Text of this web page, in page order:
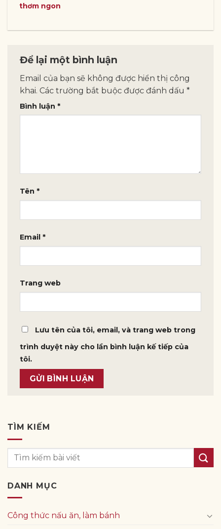
thơm ngon
Để lại một bình luận
Email của bạn sẽ không được hiển thị công
khai. Các trường bắt buộc được đánh dấu *
Bình luận *
Tên *
Email *
Trang web
Lưu tên của tôi, email, và trang web trong
trình duyệt này cho lần bình luận kế tiếp của
tôi.
TÌM KIẾM
DANH MỤC
Công thức nấu ăn, làm bánh